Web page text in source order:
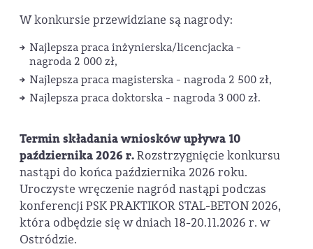
W konkursie przewidziane są nagrody:
Najlepsza praca inżynierska/licencjacka -
nagroda 2 000 zł,
Najlepsza praca magisterska - nagroda 2 500 zł,
Najlepsza praca doktorska - nagroda 3 000 zł.
Termin składania wniosków upływa 10
października 2026 r.Rozstrzygnięcie konkursu
nastąpi do końca października 2026 roku.
Uroczyste wręczenie nagród nastąpi podczas
konferencji PSK PRAKTIKOR STAL-BETON 2026,
która odbędzie się w dniach 18-20.11.2026 r. w
Ostródzie.